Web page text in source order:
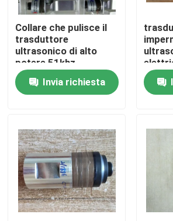
Casa
Circa noi
Giro della fabbrica
Controllo di qualità
Collare che pulisce il
trasduttore
ultrasonico di alto
potere 51khz
Invia richiesta